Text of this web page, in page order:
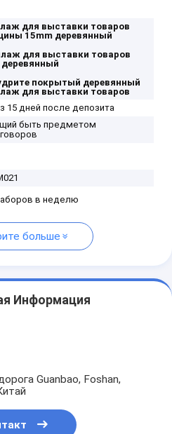
для выставки товаров
15mm деревянный
для выставки товаров
деревянный
покрытый деревянный
для выставки товаров
15 дней после депозита
быть предметом
в неделю
больше
Информация
Guanbao, Foshan,